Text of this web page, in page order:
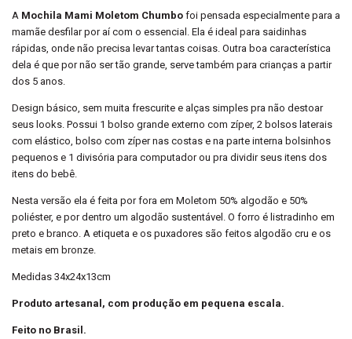
A Mochila Mami Moletom Chumbo foi pensada especialmente para a
mamãe desfilar por aí com o essencial. Ela é ideal para saidinhas
rápidas, onde não precisa levar tantas coisas. Outra boa característica
dela é que por não ser tão grande, serve também para crianças a partir
dos 5 anos.
Design básico, sem muita frescurite e alças simples pra não destoar
seus looks. Possui 1 bolso grande externo com zíper, 2 bolsos laterais
com elástico, bolso com zíper nas costas e na parte interna bolsinhos
pequenos e 1 divisória para computador ou pra dividir seus itens dos
itens do bebê.
Nesta versão ela é feita por fora em Moletom 50% algodão e 50%
poliéster, e por dentro um algodão sustentável. O forro é listradinho em
preto e branco. A etiqueta e os puxadores são feitos algodão cru e os
metais em bronze.
Medidas 34x24x13cm
Produto artesanal, com produção em pequena escala.
Feito no Brasil.